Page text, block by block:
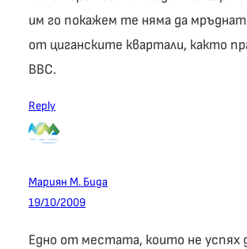
им го покажем те няма да
от циганските квартали, както
BBC.
Reply
Мариян M. Бида
19/10/2009
Едно от местата, които не успях